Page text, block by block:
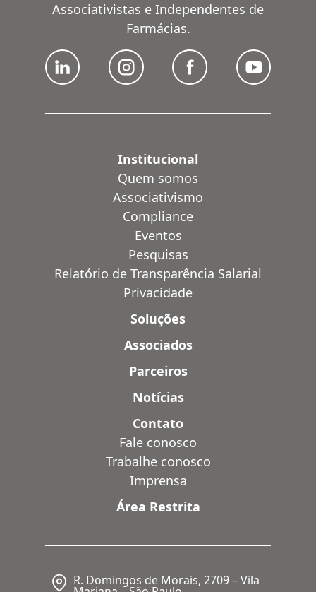
Associativistas e Independentes de
Farmácias.
Institucional
Quem somos
Associativismo
Compliance
Eventos
Pesquisas
Relatório de Transparência Salarial
Privacidade
Soluções
Associados
Parceiros
Notícias
Contato
Fale conosco
Trabalhe conosco
Imprensa
Área Restrita
R. Domingos de Morais, 2709 – Vila